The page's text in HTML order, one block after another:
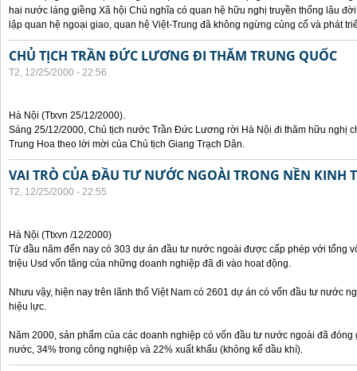
hai nước láng giềng Xã hội Chủ nghĩa có quan hệ hữu nghị truyền thống lâu
lập quan hệ ngoại giao, quan hệ Việt-Trung đã không ngừng củng cố và phát
CHỦ TỊCH TRẦN ĐỨC LƯƠNG ĐI THĂM TRUNG QUỐC
T2, 12/25/2000 - 22:56
Hà Nội (Ttxvn 25/12/2000).
Sáng 25/12/2000, Chủ tịch nước Trần Đức Lương rời Hà Nội đi thăm hữu nghị
Trung Hoa theo lời mời của Chủ tịch Giang Trạch Dân.
VAI TRÒ CỦA ĐẦU TƯ NƯỚC NGOÀI TRONG NỀN KINH
T2, 12/25/2000 - 22:55
Hà Nội (Ttxvn /12/2000)
Từ đầu năm đến nay có 303 dự án đầu tư nước ngoài được cấp phép với tổng
triệu Usd vốn tăng của những doanh nghiệp đã đi vào hoat động.
Nhưu vậy, hiện nay trên lãnh thổ Việt Nam có 2601 dự án có vốn đầu tư nước
hiệu lực.
Năm 2000, sản phẩm của các doanh nghiệp có vốn đầu tư nước ngoài đã
nước, 34% trong công nghiệp và 22% xuất khẩu (không kể dầu khí).